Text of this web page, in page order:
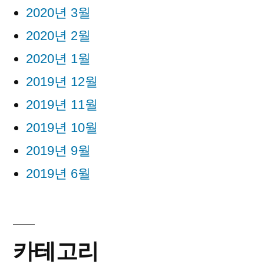
2020년 3월
2020년 2월
2020년 1월
2019년 12월
2019년 11월
2019년 10월
2019년 9월
2019년 6월
카테고리